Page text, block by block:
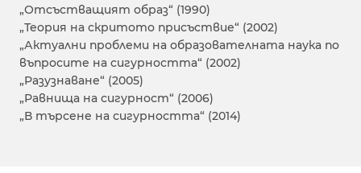
„Отсъстващият образ“ (1990)
„Теория на скритото присъствие“ (2002)
„Актуални проблеми на образователната наука по
въпросите на сигурността“ (2002)
„Разузнаване“ (2005)
„Равнища на сигурност“ (2006)
„В търсене на сигурността“ (2014)